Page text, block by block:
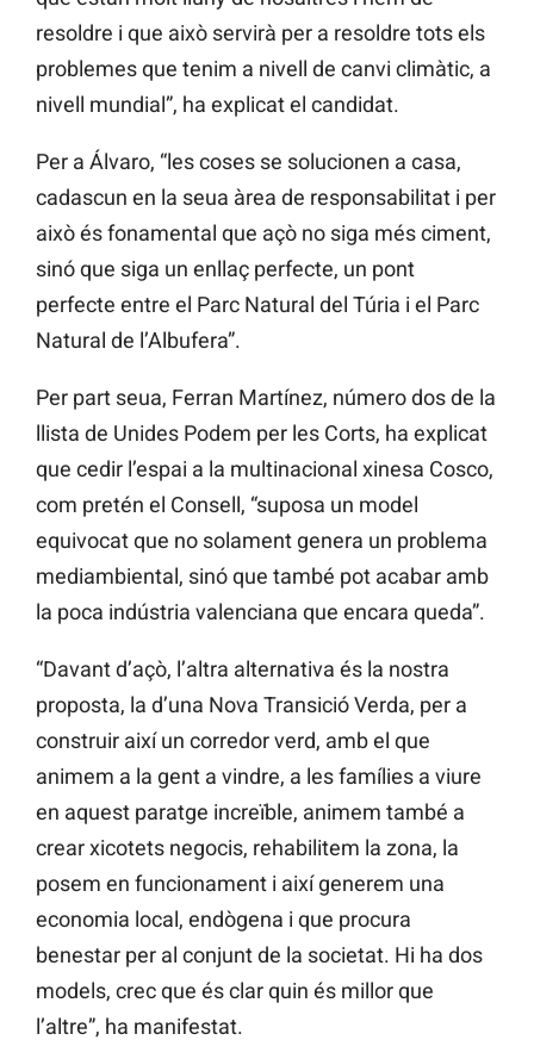
resoldre i que això servirà per a resoldre tots els
problemes que tenim a nivell de canvi climàtic, a
nivell mundial”, ha explicat el candidat.
Per a Álvaro, “les coses se solucionen a casa,
cadascun en la seua àrea de responsabilitat i per
això és fonamental que açò no siga més ciment,
sinó que siga un enllaç perfecte, un pont
perfecte entre el Parc Natural del Túria i el Parc
Natural de l’Albufera”.
Per part seua, Ferran Martínez, número dos de la
llista de Unides Podem per les Corts, ha explicat
que cedir l’espai a la multinacional xinesa Cosco,
com pretén el Consell, “suposa un model
equivocat que no solament genera un problema
mediambiental, sinó que també pot acabar amb
la poca indústria valenciana que encara queda”.
“Davant d’açò, l’altra alternativa és la nostra
proposta, la d’una Nova Transició Verda, per a
construir així un corredor verd, amb el que
animem a la gent a vindre, a les famílies a viure
en aquest paratge increïble, animem també a
crear xicotets negocis, rehabilitem la zona, la
posem en funcionament i així generem una
economia local, endògena i que procura
benestar per al conjunt de la societat. Hi ha dos
models, crec que és clar quin és millor que
l’altre”, ha manifestat.